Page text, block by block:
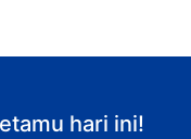
hari ini!